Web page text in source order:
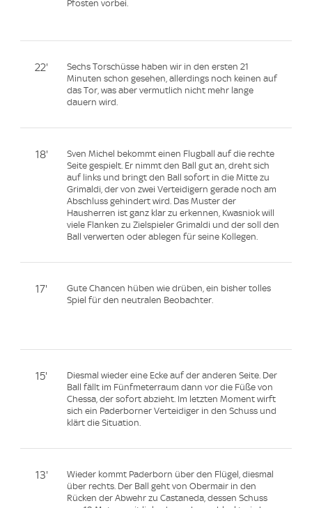
Pfosten vorbei.
22'
Sechs Torschüsse haben wir in den ersten 21
Minuten schon gesehen, allerdings noch keinen auf
das Tor, was aber vermutlich nicht mehr lange
dauern wird.
18'
Sven Michel bekommt einen Flugball auf die rechte
Seite gespielt. Er nimmt den Ball gut an, dreht sich
auf links und bringt den Ball sofort in die Mitte zu
Grimaldi, der von zwei Verteidigern gerade noch am
Abschluss gehindert wird. Das Muster der
Hausherren ist ganz klar zu erkennen, Kwasniok will
viele Flanken zu Zielspieler Grimaldi und der soll den
Ball verwerten oder ablegen für seine Kollegen.
17'
Gute Chancen hüben wie drüben, ein bisher tolles
Spiel für den neutralen Beobachter.
15'
Diesmal wieder eine Ecke auf der anderen Seite. Der
Ball fällt im Fünfmeterraum dann vor die Füße von
Chessa, der sofort abzieht. Im letzten Moment wirft
sich ein Paderborner Verteidiger in den Schuss und
klärt die Situation.
13'
Wieder kommt Paderborn über den Flügel, diesmal
über rechts. Der Ball geht von Obermair in den
Rücken der Abwehr zu Castaneda, dessen Schuss